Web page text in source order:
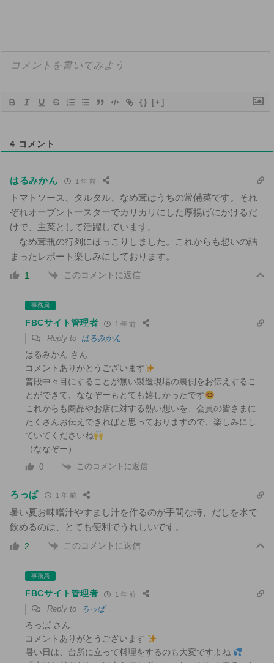
{} [+]
4 コメント
はるみかん 1 年 前
トマトソース、タルタル、なめ茸はうちの常備菜です。それ
ぞれオーブントースターでカリカリにした厚揚げにかけるだ
けで、主菜として活躍しています。
なめ茸瓶の行列にほっこりしました。これからも想いの詰
まったレポート楽しみにしております。
1 このコメントに返信
事務局
FBCサイト管理者 1 年 前
Reply to はるみかん
はるみかん さん
コメントありがとうございます
普段中々目にすることが無い製造現場の裏側をお伝えするこ
とができて、ななぞーもとても嬉しかったです
これからも商品やお店に対する熱い想いを、会員の皆さまに
たくさんお伝えできればと思っておりますので、楽しみにし
ていてくださいね
（ななぞー）
0 このコメントに返信
ろっぱ 1 年 前
暑い夏お味噌汁やすまし汁を作るのが手間な時、だしを水で
飲めるのは、とても便利でうれしいです。
2 このコメントに返信
事務局
FBCサイト管理者 1 年 前
Reply to ろっぱ
ろっぱ さん
コメントありがとうございます
暑い日は、台所に立って料理をするのも大変ですよね